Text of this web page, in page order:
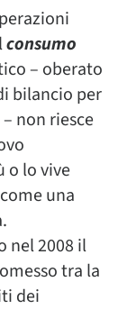
consumo
– oberato
bilancio per
non riesce
o lo vive
una
nel 2008 il
tra la
dei